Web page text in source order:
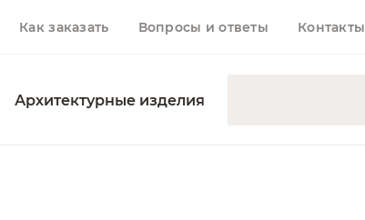
Как заказать Вопросы и ответы Контакты
Архитектурные изделия